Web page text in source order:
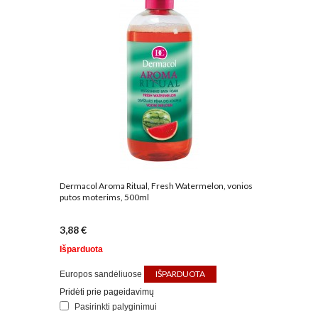
Dermacol Aroma Ritual, Fresh Watermelon, vonios
putos moterims, 500ml
3,88 €
Išparduota
Europos sandėliuose IŠPARDUOTA
Pridėti prie pageidavimų
Pasirinkti palyginimui